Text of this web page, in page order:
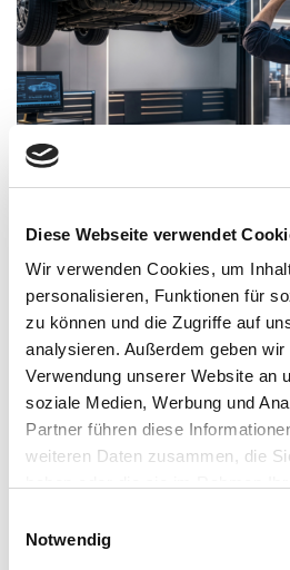
Diese Webseite verwendet
Wir verwenden Cookies, um
personalisieren, Funktionen für
zu können und die Zugriffe auf
analysieren. Außerdem geben
Verwendung unserer Website an
soziale Medien, Werbung und
Partner führen diese
weiteren Daten zusammen, die
Notwendig
Consileon auf der
Consileon ist am 24. September
praxisnahe KI-Lösungen für
Wissenstransfer über den
professionelle Präsentation von
sicheren Umgang mit KI.